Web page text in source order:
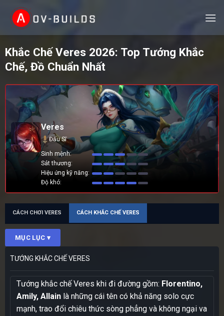
content
Khắc Chế Veres 2026: Top Tướng Khắc
Chế, Đồ Chuẩn Nhất
Veres
Đấu Sĩ
Sinh mệnh
Sát thương
Hiệu ứng kỹ năng
Độ khó
CÁCH CHƠI VERES CÁCH KHẮC CHẾ VERES
MỤC LỤC ▾
TƯỚNG KHẮC CHẾ VERES
Tướng khắc chế Veres khi đi đường gồm: Florentino,
Amily, Allainlà những cái tên có khả năng solo cực
mạnh, trao đổi chiêu thức sòng phẳng và không ngại va